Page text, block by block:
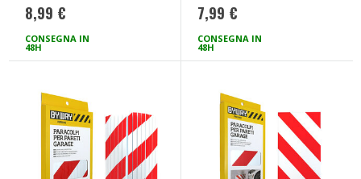
8,99 €
CONSEGNA IN
48H
7,99 €
CONSEGNA IN
48H